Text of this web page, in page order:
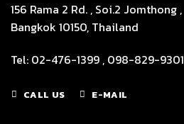
156 Rama 2 Rd. , Soi.2 Jomthong ,
Bangkok 10150, Thailand
Tel: 02-476-1399 , 098-829-9301
CALL US E-MAIL